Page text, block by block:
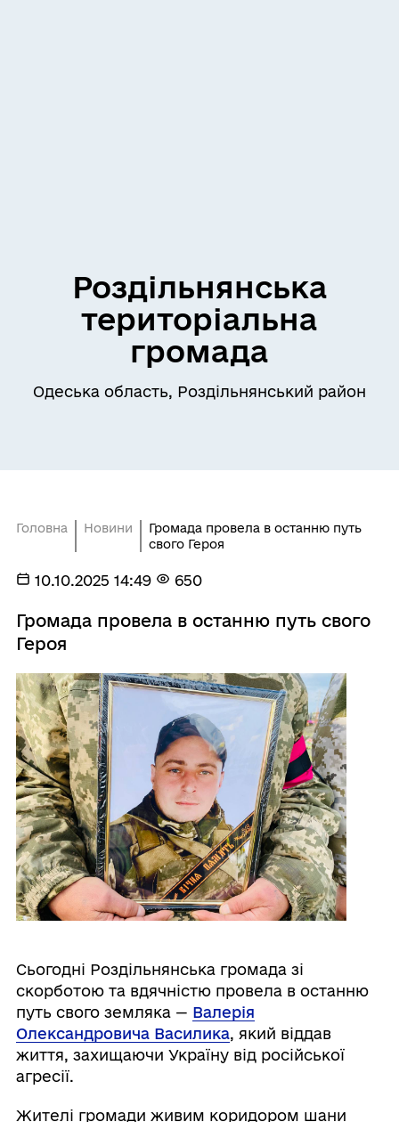
Роздільнянська
територіальна
громада
Одеська область, Роздільнянський район
Головна Новини
Громада провела в останню путь
свого Героя
10.10.2025 14:49 650
Громада провела в останню путь свого
Героя
Сьогодні Роздільнянська громада зі
скорботою та вдячністю провела в останню
путь свого земляка — Валерія
Олександровича Василика, який віддав
життя, захищаючи Україну від російської
агресії.
Жителі громади живим коридором шани